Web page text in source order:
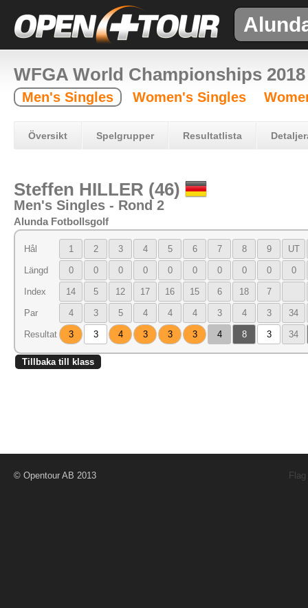
WFGA World Championships 2018
Men's Singles Women's Singles
Översikt Spelgrupper Resultatlista
Steffen HILLER (46)
Men's Singles - Rond 2
Alunda Fotbollsgolf
Hål 1 2 3 4 5 6 7 8 9 UT
Längd 0 0 0 0 0 0 0 0 0 0
Index 14 5 12 17 16 15 6 18 7
Par 4 3 5 4 4 4 3 4 3 34
Resultat 3 3 4 3 3 3 4 8 3 34
Tillbaka till klass
© Opentour AB 2013